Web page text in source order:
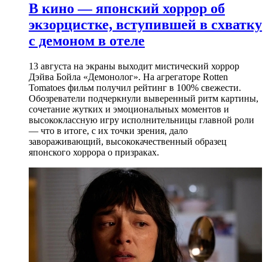
В кино — японский хоррор об
экзорцистке, вступившей в схватку
с демоном в отеле
13 августа на экраны выходит мистический хоррор
Дэйва Бойла «Демонолог». На агрегаторе Rotten
Tomatoes фильм получил рейтинг в 100% свежести.
Обозреватели подчеркнули выверенный ритм картины,
сочетание жутких и эмоциональных моментов и
высококлассную игру исполнительницы главной роли
— что в итоге, с их точки зрения, дало
завораживающий, высококачественный образец
японского хоррора о призраках.